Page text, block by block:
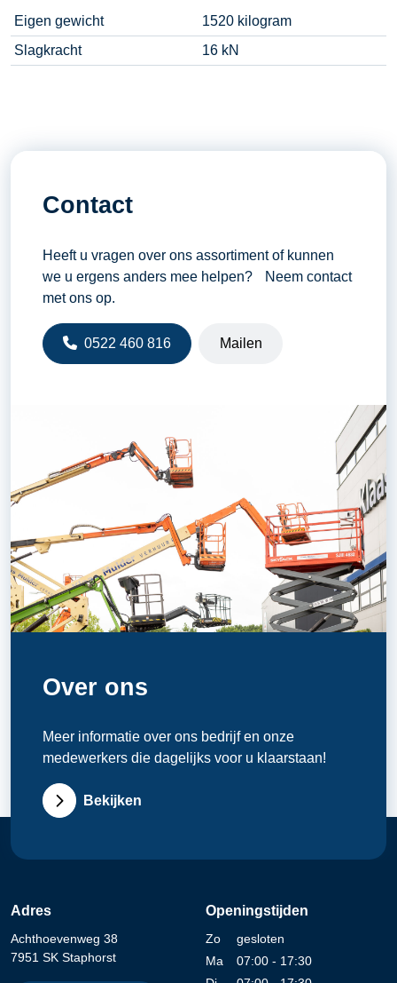
Eigen gewicht
1520 kilogram
Slagkracht
16 kN
Contact
Heeft u vragen over ons assortiment of kunnen
we u ergens anders mee helpen? Neem contact
met ons op.
0522 460 816 Mailen
Over ons
Meer informatie over ons bedrijf en onze
medewerkers die dagelijks voor u klaarstaan!
Bekijken
Adres
Achthoevenweg 38
7951 SK Staphorst
Openingstijden
Zo
gesloten
Ma
07:00 - 17:30